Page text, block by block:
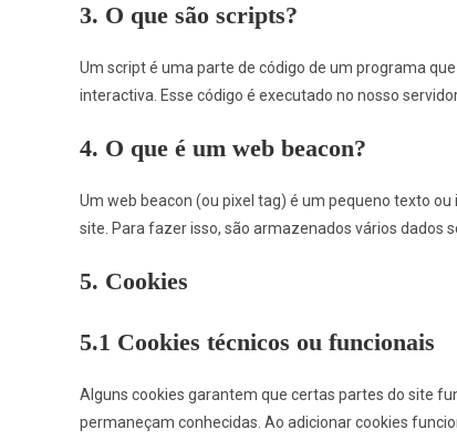
3. O que são scripts?
Um script é uma parte de código de um programa
interactiva. Esse código é executado no nosso
4. O que é um web beacon?
Um web beacon (ou pixel tag) é um pequeno texto
site. Para fazer isso, são armazenados vários dados
5. Cookies
5.1 Cookies técnicos ou funcionais
Alguns cookies garantem que certas partes do site
permaneçam conhecidas. Ao adicionar cookies